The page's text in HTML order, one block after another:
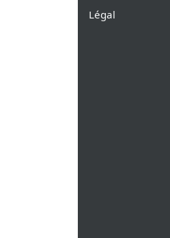
Légal